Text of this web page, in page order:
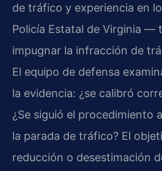
de tráfico y experiencia en
Policía Estatal de Virginia —
impugnar la infracción de
El equipo de defensa
la evidencia: ¿se calibró
¿Se siguió el procedimiento
la parada de tráfico? El
reducción o desestimación